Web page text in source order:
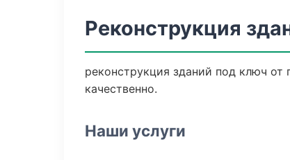
Реконструкция
реконструкция зданий под ключ
качественно.
Наши услуги